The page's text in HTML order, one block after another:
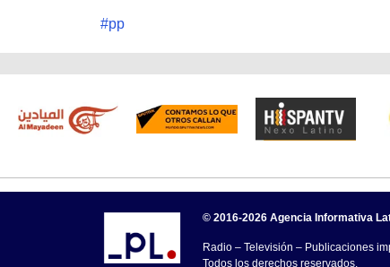
#pp
© 2016-2026 Agencia Informativa
Radio – Televisión – Publicaciones
Todos los derechos reservados.